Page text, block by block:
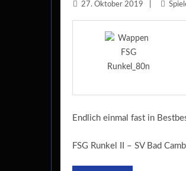
27. Oktober 2019
Endlich einmal fast in
FSG Runkel II – SV Bad